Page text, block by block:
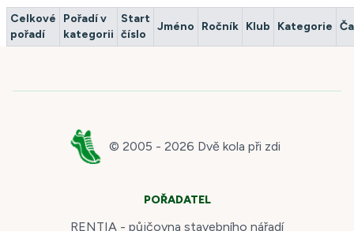
Celkové
pořadí
Pořadí v
kategorii
Start
číslo
Jméno Ročník Klub Kategorie
© 2005 - 2026 Dvě kola při zdi
POŘADATEL
RENTIA - půjčovna stavebního nářadí